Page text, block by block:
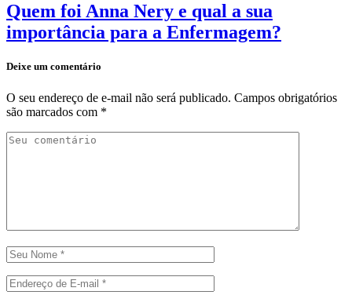
Quem foi Anna Nery e qual a sua
importância para a Enfermagem?
Deixe um comentário
O seu endereço de e-mail não será publicado. Campos obrigatórios
são marcados com *